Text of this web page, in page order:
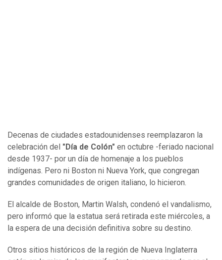
Decenas de ciudades estadounidenses reemplazaron la
celebración del "Día de Colón" en octubre -feriado nacional
desde 1937- por un día de homenaje a los pueblos
indígenas. Pero ni Boston ni Nueva York, que congregan
grandes comunidades de origen italiano, lo hicieron.
El alcalde de Boston, Martin Walsh, condenó el vandalismo,
pero informó que la estatua será retirada este miércoles, a
la espera de una decisión definitiva sobre su destino.
Otros sitios históricos de la región de Nueva Inglaterra